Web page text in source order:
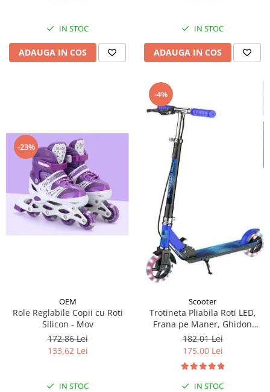
IN STOC
ADAUGA IN COS
IN STOC
ADAUGA IN COS
-23%
OEM
Role Reglabile Copii cu Roti
Silicon - Mov
172,86 Lei
133,62 Lei
IN STOC
-4%
Scooter
Trotineta Pliabila Roti LED,
Frana pe Maner, Ghidon
Reglabil - Albastru
182,01 Lei
175,00 Lei
IN STOC